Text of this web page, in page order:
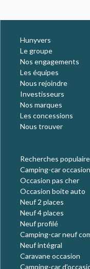
Hunyvers
Le groupe
Nos engagements
Les équipes
Nous rejoindre
Investisseurs
Nos marques
Les concessions
Nous trouver
Recherches
Camping-car occasion
Occasion pas cher
Occasion boite auto
Neuf 2 places
Neuf 4 places
Neuf profilé
Camping-car neuf
Neuf intégral
Caravane occasion
Camping-car